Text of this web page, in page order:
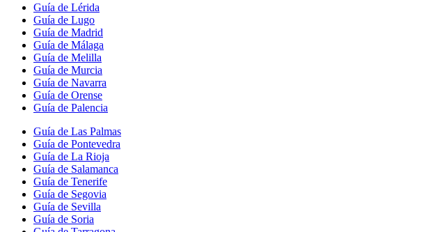
Guía de Lérida
Guía de Lugo
Guía de Madrid
Guía de Málaga
Guía de Melilla
Guía de Murcia
Guía de Navarra
Guía de Orense
Guía de Palencia
Guía de Las Palmas
Guía de Pontevedra
Guía de La Rioja
Guía de Salamanca
Guía de Tenerife
Guía de Segovia
Guía de Sevilla
Guía de Soria